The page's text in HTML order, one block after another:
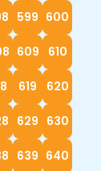
599 600
609 610
619 620
629 630
639 640